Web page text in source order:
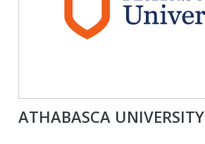
ATHABASCA UNIVERSITY